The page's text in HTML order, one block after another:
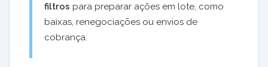
filtros para preparar ações em lote, como
baixas, renegociações ou envios de
cobrança.